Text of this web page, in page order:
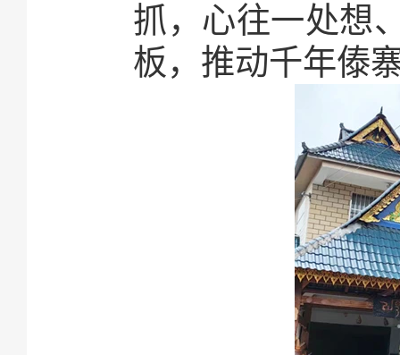
抓，心往一处想
板，推动千年傣